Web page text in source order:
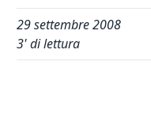
29 settembre 2008
3' di lettura